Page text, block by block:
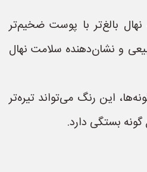
بالغ‌تر با پوست ضخیم‌تر
و نشان‌دهنده سلامت نهال
این رنگ می‌تواند تیره‌تر
بستگی دارد.